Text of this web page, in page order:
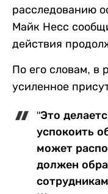
расследованию
Майк Несс
действия
По его словам, в
усиленное
"Это
успокоить
может
должен